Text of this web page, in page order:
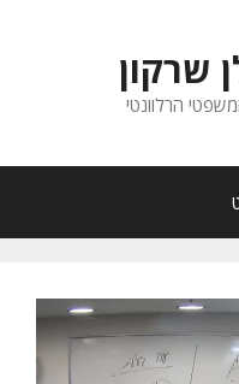
שרקון
הרלוונטי